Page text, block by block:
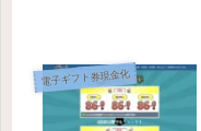
電子ギフト券現金化